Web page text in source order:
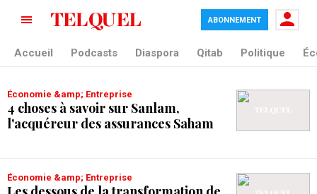
tag blade
ABONNEMENT
Accueil Podcasts Diaspora Qitab Politique
Économie &amp; Entreprise
4 choses à savoir sur Sanlam,
l'acquéreur des assurances Saham
Économie &amp; Entreprise